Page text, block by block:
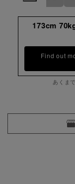
173cm
Find out
あくま